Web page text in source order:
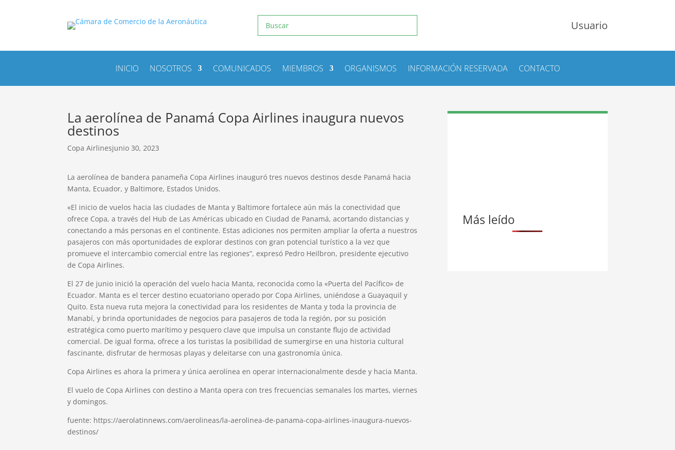
Usuario
INICIO NOSOTROS COMUNICADOS MIEMBROS ORGANISMOS INFORMACIÓN RESERVADA CONTACTO
La aerolínea de Panamá Copa Airlines inaugura nuevos
destinos
Copa Airlinesjunio 30, 2023
La aerolínea de bandera panameña Copa Airlines inauguró tres nuevos destinos desde Panamá hacia
Manta, Ecuador, y Baltimore, Estados Unidos.
«El inicio de vuelos hacia las ciudades de Manta y Baltimore fortalece aún más la conectividad que
ofrece Copa, a través del Hub de Las Américas ubicado en Ciudad de Panamá, acortando distancias y
conectando a más personas en el continente. Estas adiciones nos permiten ampliar la oferta a nuestros
pasajeros con más oportunidades de explorar destinos con gran potencial turístico a la vez que
promueve el intercambio comercial entre las regiones”, expresó Pedro Heilbron, presidente ejecutivo
de Copa Airlines.
El 27 de junio inició la operación del vuelo hacia Manta, reconocida como la «Puerta del Pacífico» de
Ecuador. Manta es el tercer destino ecuatoriano operado por Copa Airlines, uniéndose a Guayaquil y
Quito. Esta nueva ruta mejora la conectividad para los residentes de Manta y toda la provincia de
Manabí, y brinda oportunidades de negocios para pasajeros de toda la región, por su posición
estratégica como puerto marítimo y pesquero clave que impulsa un constante flujo de actividad
comercial. De igual forma, ofrece a los turistas la posibilidad de sumergirse en una historia cultural
fascinante, disfrutar de hermosas playas y deleitarse con una gastronomía única.
Copa Airlines es ahora la primera y única aerolínea en operar internacionalmente desde y hacia Manta.
El vuelo de Copa Airlines con destino a Manta opera con tres frecuencias semanales los martes, viernes
y domingos.
fuente: https://aerolatinnews.com/aerolineas/la-aerolinea-de-panama-copa-airlines-inaugura-nuevos-
destinos/
Más leído